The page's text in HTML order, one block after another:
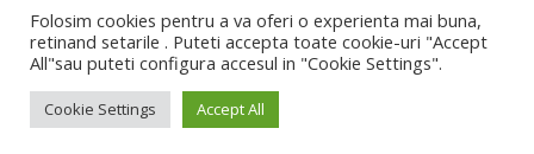
Mob: 0732 / 970 192
office@tradedesign.ro ,
vanzari@tradedesign.ro
Folosim cookies pentru a va oferi o experienta mai buna,
retinand setarile . Puteti accepta toate cookie-uri "Accept
All"sau puteti configura accesul in "Cookie Settings".
Cookie Settings Accept All